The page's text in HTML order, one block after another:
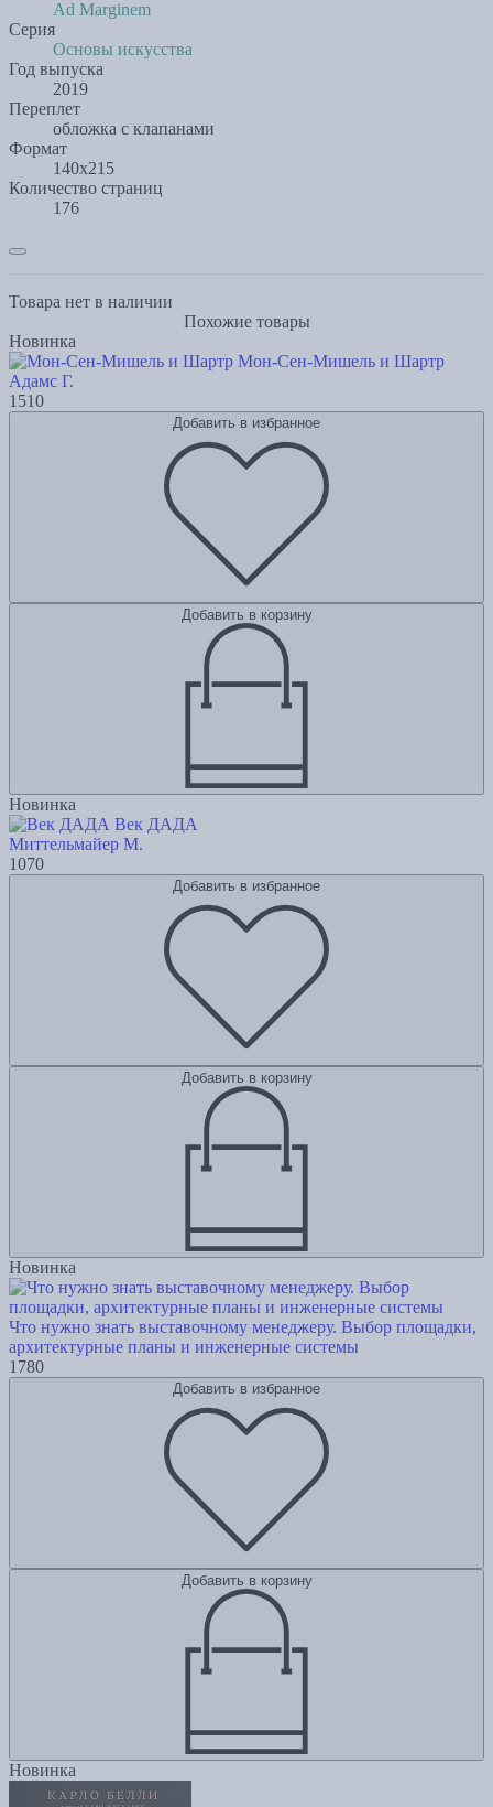
Ad Marginem
Серия
Основы искусства
Год выпуска
2019
Переплет
обложка с клапанами
Формат
140x215
Количество страниц
176
Товара нет в наличии
Похожие товары
Новинка
Мон-Сен-Мишель и Шартр
Адамс Г.
1510
Добавить в избранное
Добавить в корзину
Новинка
Век ДАДА
Миттельмайер М.
1070
Добавить в избранное
Добавить в корзину
Новинка
Что нужно знать выставочному менеджеру. Выбор площадки,
архитектурные планы и инженерные системы
1780
Добавить в избранное
Добавить в корзину
Новинка